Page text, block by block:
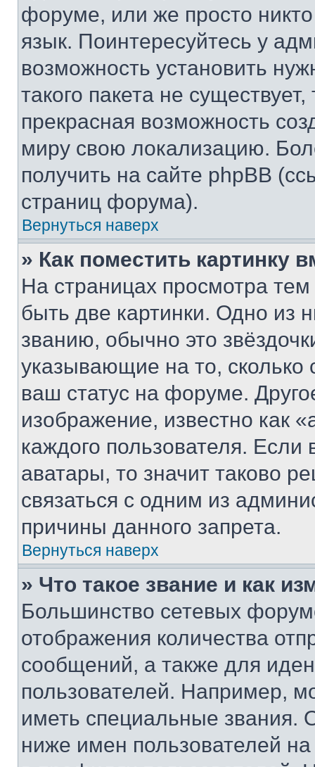
форуме, или же просто
язык. Поинтересуйтесь у
возможность установить
такого пакета не
прекрасная возможность
миру свою локализацию.
получить на сайте phpBB
страниц форума).
Вернуться наверх
» Как поместить картинку
На страницах просмотра
быть две картинки. Одно из
званию, обычно это
указывающие на то,
ваш статус на форуме.
изображение, известно как
каждого пользователя.
аватары, то значит таково
связаться с одним из
причины данного запрета.
Вернуться наверх
» Что такое звание и как
Большинство сетевых
отображения количества
сообщений, а также для
пользователей. Например,
иметь специальные звания.
ниже имен пользователей